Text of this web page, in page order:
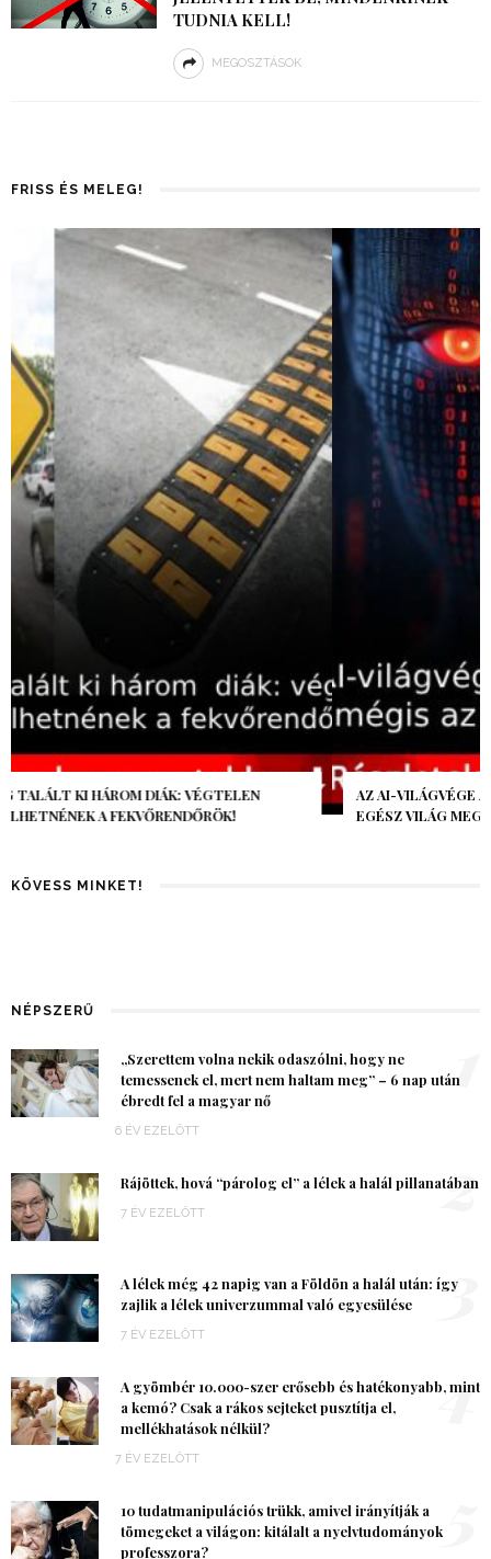
TUDNIA KELL!
MEGOSZTÁSOK
FRISS ÉS MELEG!
AZ AI-VILÁGVÉGE ÁRNYÉKA, CSAK PÁR ÓRA VOLT, MÉGIS AZ
EGÉSZ VILÁG MEGÉREZTE…
KÖVESS MINKET!
NÉPSZERŰ
„Szerettem volna nekik odaszólni, hogy ne
temessenek el, mert nem haltam meg” – 6 nap után
ébredt fel a magyar nő
6 ÉV EZELŐTT
1
Rájöttek, hová “párolog el” a lélek a halál pillanatában
7 ÉV EZELŐTT 2
A lélek még 42 napig van a Földön a halál után: így
zajlik a lélek univerzummal való egyesülése
7 ÉV EZELŐTT
3
A gyömbér 10.000-szer erősebb és hatékonyabb, mint
a kemó? Csak a rákos sejteket pusztítja el,
mellékhatások nélkül?
7 ÉV EZELŐTT
4
10 tudatmanipulációs trükk, amivel irányítják a
tömegeket a világon: kitálalt a nyelvtudományok
professzora?